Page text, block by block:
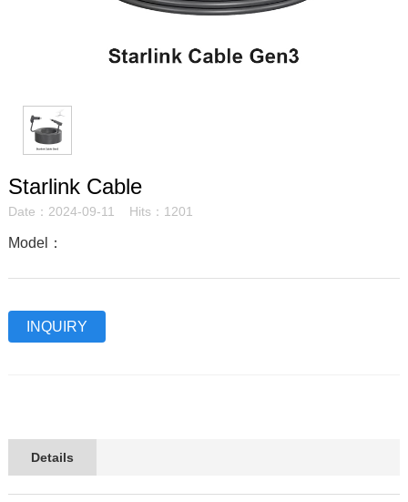
Starlink Cable
Date：2024-09-11 Hits：1201
Model：
INQUIRY
Details